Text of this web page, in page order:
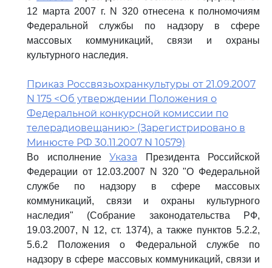
12 марта 2007 г. N 320 отнесена к полномочиям
Федеральной службы по надзору в сфере
массовых коммуникаций, связи и охраны
культурного наследия.
Приказ Россвязьохранкультуры от 21.09.2007
N 175 <Об утверждении Положения о
Федеральной конкурсной комиссии по
телерадиовещанию> (Зарегистрировано в
Минюсте РФ 30.11.2007 N 10579)
Во исполнение Указа Президента Российской
Федерации от 12.03.2007 N 320 "О Федеральной
службе по надзору в сфере массовых
коммуникаций, связи и охраны культурного
наследия" (Собрание законодательства РФ,
19.03.2007, N 12, ст. 1374), а также пунктов 5.2.2,
5.6.2 Положения о Федеральной службе по
надзору в сфере массовых коммуникаций, связи и